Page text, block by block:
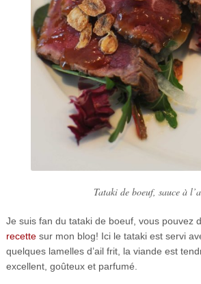
Tataki de boeuf, sauce à
Je suis fan du tataki de boeuf, vous pouvez
recette sur mon blog! Ici le tataki est servi
quelques lamelles d’ail frit, la viande est
excellent, goûteux et parfumé.